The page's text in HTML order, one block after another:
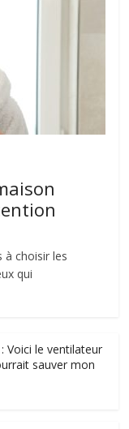
à choisir les
qui
Voici le ventilateur
sauver mon